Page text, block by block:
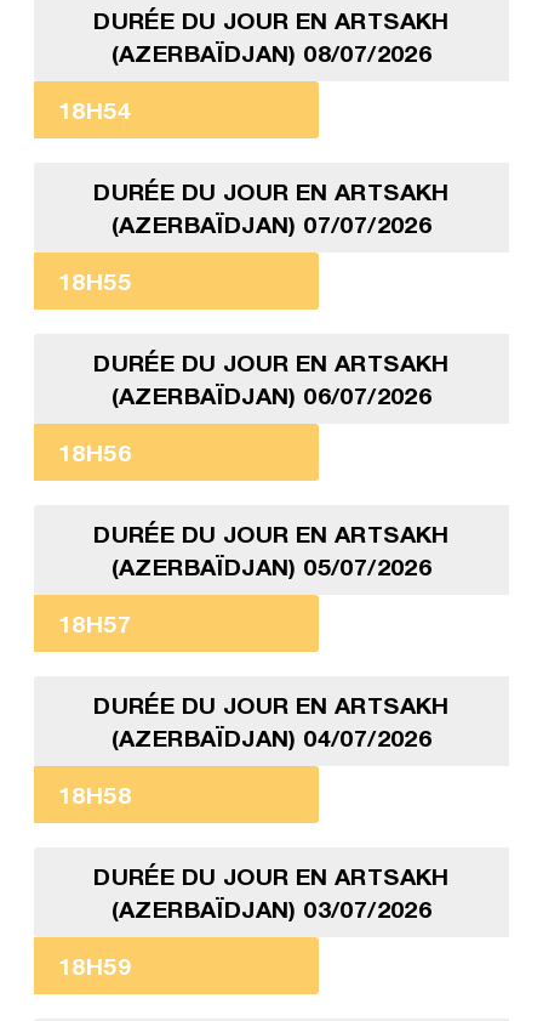
DURÉE DU JOUR EN ARTSAKH
(AZERBAÏDJAN) 08/07/2026
18H54
DURÉE DU JOUR EN ARTSAKH
(AZERBAÏDJAN) 07/07/2026
18H55
DURÉE DU JOUR EN ARTSAKH
(AZERBAÏDJAN) 06/07/2026
18H56
DURÉE DU JOUR EN ARTSAKH
(AZERBAÏDJAN) 05/07/2026
18H57
DURÉE DU JOUR EN ARTSAKH
(AZERBAÏDJAN) 04/07/2026
18H58
DURÉE DU JOUR EN ARTSAKH
(AZERBAÏDJAN) 03/07/2026
18H59